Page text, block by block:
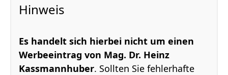
Hinweis
Es handelt sich hierbei nicht um einen
Werbeeintrag von Mag. Dr. Heinz
Kassmannhuber. Sollten Sie fehlerhafte